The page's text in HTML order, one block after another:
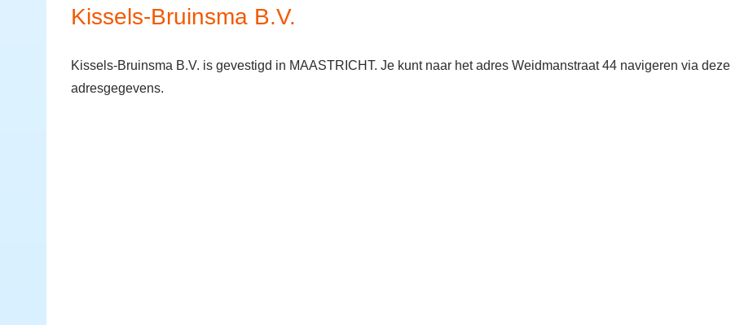
Kissels-Bruinsma B.V.
Kissels-Bruinsma B.V. is gevestigd in MAASTRICHT. Je kunt naar het adres Weidmanstraat 44 navigeren via deze
adresgegevens.